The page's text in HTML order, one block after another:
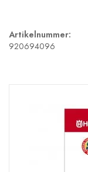
Artikelnummer:
920694096